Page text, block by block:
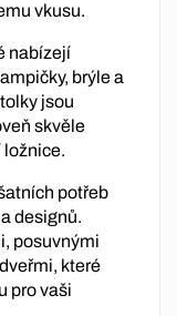
vkusu.
nabízejí
brýle a
jsou
skvěle
ložnice.
potřeb
designů.
posuvnými
které
pro vaši